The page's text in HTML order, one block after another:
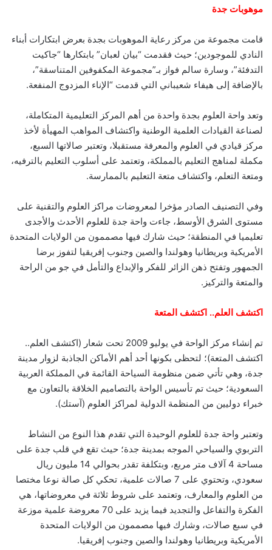
موهوبات جدة
قامت مجموعة من مركز رعاية الموهوبات بجدة بعرض ابتكارات أبناء
النادي للموجودين؛ حيث فقدمت “بيان لعبان” بابتكارها “جاكيت
التدفئة”، وسارة سالم فواز بـ”مجموعة المكفوفين المتناسقة”،
بالإضافة إلى هيفاء شعيباني التي قدمت “الإناء المزدوج المنفعة.
وتعد واحة العلوم بجدة واحدة من أهم المركز التعليمية المتكاملة،
لصناعة القيادات العلمية الوطنية واكتشاف المواهب المهيأة لأخذ
مركز قيادي في العلوم والمعرفة مستقبلا، وتعتبر صالاتها السبع،
مكملة لمناهج التعليم بالمملكة، وتعتمد على أسلوب التعليم بالترفيه،
ومتعة التعلم، واكتشاف متعة التعليم بالممارسة.
وفي التصنيف الصادر مؤخرا لمعروضات مراكز العلوم والتقنية على
مستوى الشرق الأوسط، جاءت واحة جدة للعلوم الأحدث والأجدى
تعليميا في المنطقة؛ حيث شارك فيها مصممون من الولايات المتحدة
الأمريكية وبريطانيا وهولندا والصين وجنوب إفريقيا لتفوز برضا
الجمهور وتفتح ذهن الزائر للفكر والإبداع والتأمل في جو من الراحة
والمتعة والتركيز.
اكتشف العلم.. اكتشف المتعة
تم إنشاء مركز الواحة في يوليو 2009 تحت شعار (اكتشف العلم..
اكتشف المتعة)؛ لتحظى بكونها أحد أهم الأماكن الجاذبة لزوار مدينة
جدة، وهي تأتي ضمن منظومة السياحة القائمة في المملكة العربية
السعودية؛ حيث تم تأسيس الواحة بالتصاميم الخلاقة بالتعاون مع
خبراء دوليين من المنظمة الدولية لمراكز العلوم (آستك).
وتعتبر واحة جدة للعلوم الوحيدة التي تقدم هذا النوع من النشاط
التربوي والسياحي الموجه بمدينة جدة؛ حيث تقع في قلب جدة على
مساحة 4 آلاف متر مربع، وبتكلفة تقدر بحوالي 14 مليون ريال
سعودي، وتحتوي على 7 صالات علمية، تحكي كل صالة نوعا مختصا
من العلوم والمعارف، وتعتمد على شروط ثلاثة في معروضاتها، هي
الفكرة والتفاعل والتجديد فيما يزيد على 70 معروضة علمية موزعة
في سبع صالات، وشارك فيها مصممون من الولايات المتحدة
الأمريكية وبريطانيا وهولندا والصين وجنوب إفريقيا.